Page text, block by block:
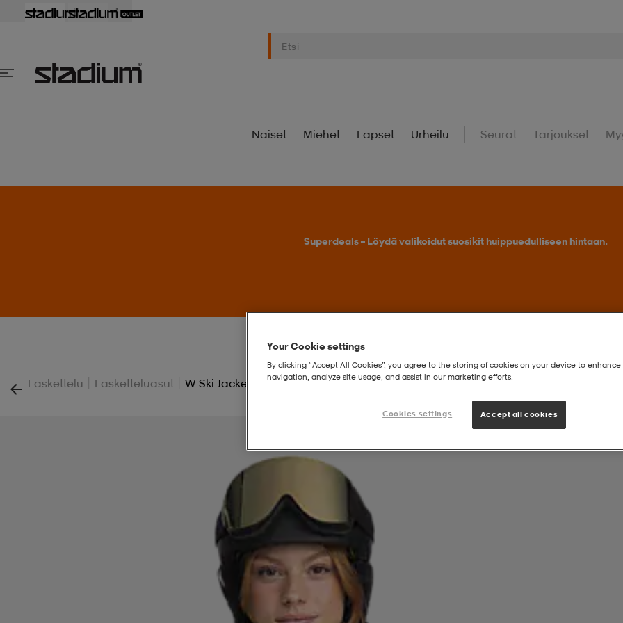
Naiset Miehet Lapset Urheilu Seurat Tarjoukset
Superdeals – Löydä valikoidut suosikit huippuedulliseen hintaan.
Laskettelu | Lasketteluasut | W Ski Jacket
Your Cookie settings
By clicking “Accept All Cookies”, you agree to the storing of cookies on your device to enhance
navigation, analyze site usage, and assist in our marketing efforts.
Cookies settings Accept all cookies